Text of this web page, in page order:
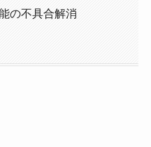
の不具合解消